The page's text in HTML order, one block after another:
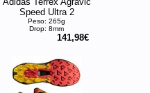
Speed Ultra 2
Peso: 265g
Drop: 8mm
141,98€